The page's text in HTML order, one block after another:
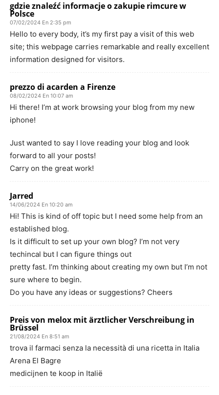
gdzie znaleźć informacje o zakupie rimcure w
Polsce
07/02/2024 En 2:35 pm
Hello to every body, it’s my first pay a visit of this web
site; this webpage carries remarkable and really excellent
information designed for visitors.
prezzo di acarden a Firenze
08/02/2024 En 10:07 am
Hi there! I’m at work browsing your blog from my new
iphone!
Just wanted to say I love reading your blog and look
forward to all your posts!
Carry on the great work!
Jarred
14/06/2024 En 10:20 am
Hi! This is kind of off topic but I need some help from an
established blog.
Is it difficult to set up your own blog? I’m not very
techincal but I can figure things out
pretty fast. I’m thinking about creating my own but I’m not
sure where to begin.
Do you have any ideas or suggestions? Cheers
Preis von melox mit ärztlicher Verschreibung in
Brüssel
21/08/2024 En 8:51 am
trova il farmaci senza la necessità di una ricetta in Italia
Arena El Bagre
medicijnen te koop in Italië